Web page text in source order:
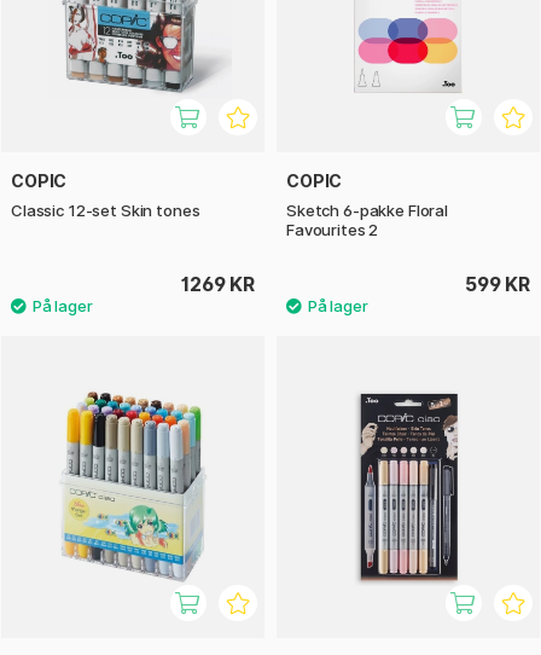
COPIC
Classic 12-set Skin tones
1269 KR
COPIC
Sketch 6-pakke Floral
Favourites 2
599 KR